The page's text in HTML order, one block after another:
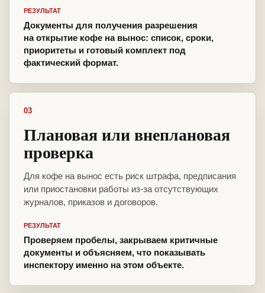
РЕЗУЛЬТАТ
Документы для получения разрешения
на открытие кофе на вынос: список, сроки,
приоритеты и готовый комплект под
фактический формат.
03
Плановая или внеплановая
проверка
Для кофе на вынос есть риск штрафа, предписания
или приостановки работы из-за отсутствующих
журналов, приказов и договоров.
РЕЗУЛЬТАТ
Проверяем пробелы, закрываем критичные
документы и объясняем, что показывать
инспектору именно на этом объекте.